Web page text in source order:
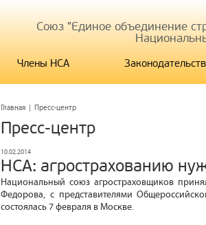
Союз "Единое объединение
Члены НСА
Главная | Пресс-центр
Пресс-центр
10.02.2014
НСА: агрострахованию
Национальный союз агростраховщиков
Федорова, с представителями
состоялась 7 февраля в Москве.